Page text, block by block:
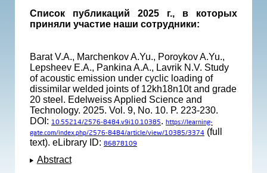
Список публикаций 2025 г., в которых
приняли участие наши сотрудники:
Barat V.A., Marchenkov A.Yu., Poroykov A.Yu.,
Lepsheev E.A., Pankina A.A., Lavrik N.V. Study
of acoustic emission under cyclic loading of
dissimilar welded joints of 12kh18n10t and grade
20 steel. Edelweiss Applied Science and
Technology. 2025. Vol. 9, No. 10. P. 223-230.
DOI: 10.55214/2576-8484.v9i10.10385. https://learning-
gate.com/index.php/2576-8484/article/view/10385/3374 (full
text). eLibrary ID: 86878109
Abstract